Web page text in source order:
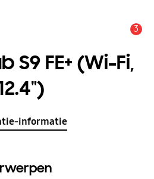
3
S9 FE+ (Wi-Fi,
informatie